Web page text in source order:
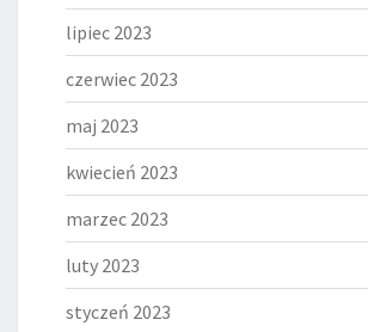
lipiec 2023
czerwiec 2023
maj 2023
kwiecień 2023
marzec 2023
luty 2023
styczeń 2023